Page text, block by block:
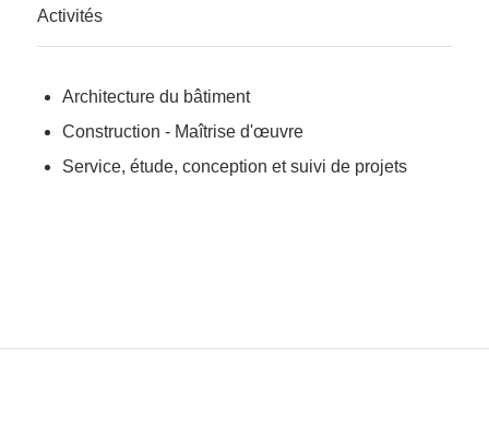
Activités
Architecture du bâtiment
Construction - Maîtrise d'œuvre
Service, étude, conception et suivi de projets